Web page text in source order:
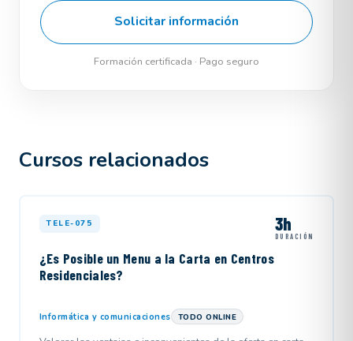
Solicitar información
Formación certificada · Pago seguro
Cursos relacionados
TELE-075 3h
DURACIÓN
¿Es Posible un Menu a la Carta en Centros
Residenciales?
Informática y comunicaciones TODO ONLINE